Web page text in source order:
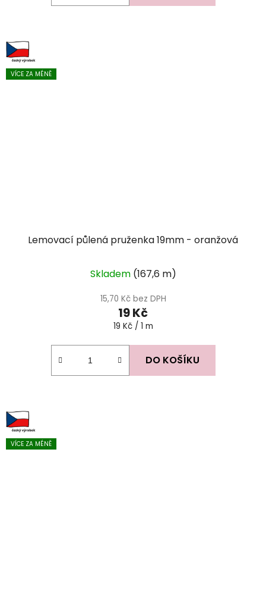
VÍCE ZA MÉNĚ
Lemovací půlená pruženka 19mm - oranžová
Skladem (167,6 m)
15,70 Kč bez DPH
19 Kč
Měrná
19 Kč / 1 m
DO KOŠÍKU
VÍCE ZA MÉNĚ